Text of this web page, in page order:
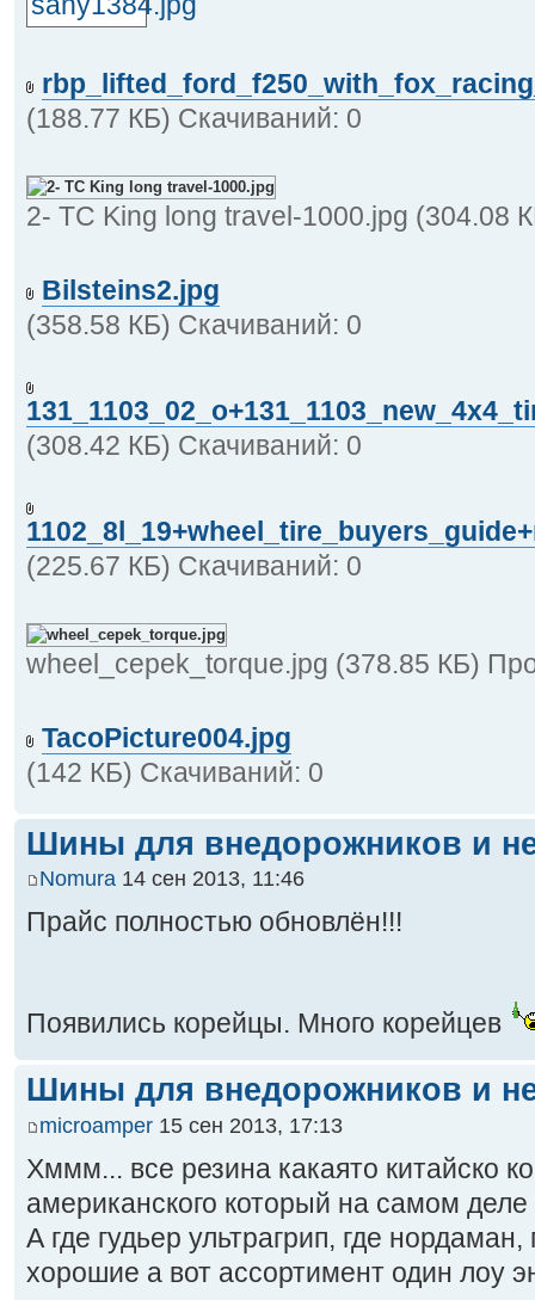
(188.77 КБ) Скачиваний: 0
2- TC King long travel-1000.jpg (304.08
Bilsteins2.jpg
(358.58 КБ) Скачиваний: 0
(308.42 КБ) Скачиваний: 0
(225.67 КБ) Скачиваний: 0
wheel_cepek_torque.jpg (378.85 КБ)
TacoPicture004.jpg
(142 КБ) Скачиваний: 0
Шины для внедорожников и
Nomura 14 сен 2013, 11:46
Прайс полностью обновлён!!!
Появились корейцы. Много корейцев
Шины для внедорожников и
microamper 15 сен 2013, 17:13
Хммм... все резина какаято китайско
американского который на самом деле
А где гудьер ультрагрип, где
хорошие а вот ассортимент один лоу